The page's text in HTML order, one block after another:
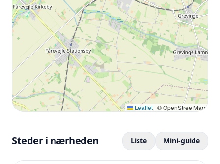
Leaflet | © OpenStreetMap
Steder i nærheden Liste Mini-guide